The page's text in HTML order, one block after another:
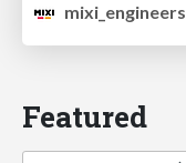
mixi_engineers
Featured